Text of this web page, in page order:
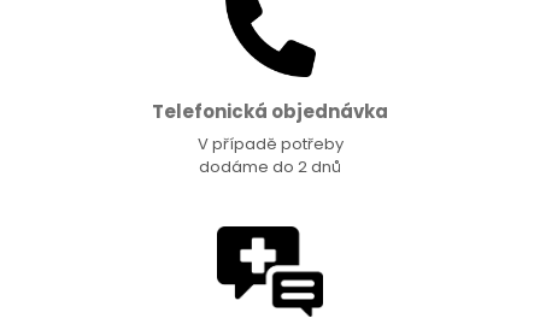
Telefonická objednávka
V případě potřeby
dodáme do 2 dnů